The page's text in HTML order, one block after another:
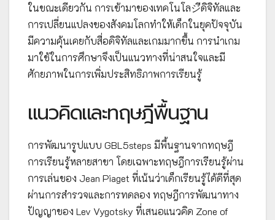
ในขณะเดียวกัน การเข้ามาของเทคโนโลジีดิจิทัลและ
การเปลี่ยนแปลงของสังคมโลกทำให้เด็กในยุคปัจจุบัน
มีความคุ้นเคยกับสื่อดิจิทัลและเกมมากขึ้น การนำเกม
มาใช้ในการศึกษาจึงเป็นแนวทางที่น่าสนใจและมี
ศักยภาพในการเพิ่มประสิทธิภาพการเรียนรู้
แนวคิดและทฤษฎีพื้นฐาน
การพัฒนารูปแบบ GBL5steps มีพื้นฐานจากทฤษฎี
การเรียนรู้หลายสาขา โดยเฉพาะทฤษฎีการเรียนรู้ผ่าน
การเล่นของ Jean Piaget ที่เน้นว่าเด็กเรียนรู้ได้ดีที่สุด
ผ่านการสำรวจและการทดลอง ทฤษฎีการพัฒนาทาง
ปัญญาของ Lev Vygotsky ที่เสนอแนวคิด Zone of